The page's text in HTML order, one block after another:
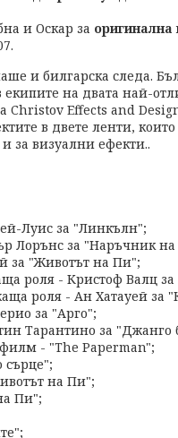
и Оскар за оригинална
и билгарска следа.
на двата най-
Effects and
в двете ленти,
за визуални ефекти..
Луис за "Линкълн";
Лорънс за "Наръчник
за "Животът на Пи";
роля - Кристоф Валц
роля - Ан Хатауей за
за "Арго";
Тарантино за "Джанго
- "The Paperman";
на Пи";
Пи";